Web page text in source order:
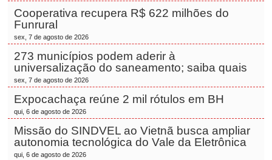
Cooperativa recupera R$ 622 milhões do
Funrural
sex, 7 de agosto de 2026
273 municípios podem aderir à
universalização do saneamento; saiba quais
sex, 7 de agosto de 2026
Expocachaça reúne 2 mil rótulos em BH
qui, 6 de agosto de 2026
Missão do SINDVEL ao Vietnã busca ampliar
autonomia tecnológica do Vale da Eletrônica
qui, 6 de agosto de 2026